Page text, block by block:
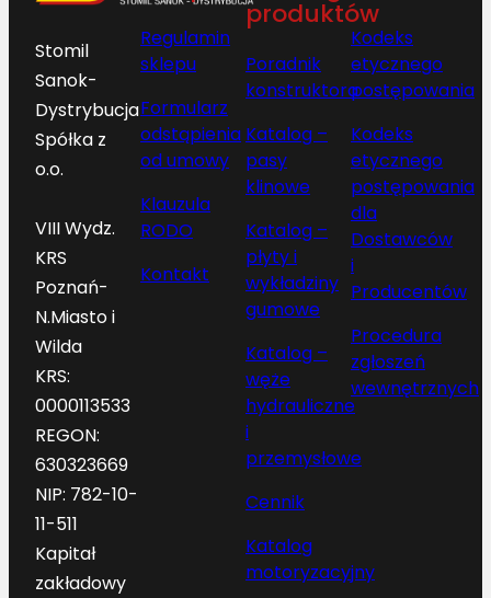
Stomil
Sanok-
Dystrybucja
Spółka z
o.o.
VIII Wydz.
KRS
Poznań-
N.Miasto i
Wilda
KRS:
0000113533
REGON:
630323669
NIP: 782-10-
11-511
Kapitał
zakładowy
Regulamin
sklepu
Formularz
odstąpienia
od umowy
Klauzula
RODO
Kontakt
produktów
Poradnik
konstruktora
Katalog –
pasy
klinowe
Katalog –
płyty i
wykładziny
gumowe
Katalog –
węże
hydrauliczne
i
przemysłowe
Cennik
Katalog
motoryzacyjny
Kodeks
etycznego
postępowania
Kodeks
etycznego
postępowania
dla
Dostawców
i
Producentów
Procedura
zgłoszeń
wewnętrznych